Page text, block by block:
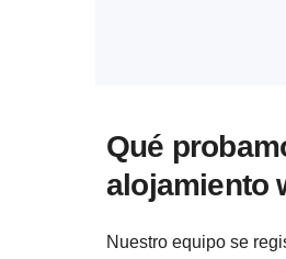
Qué
alojamiento
Nuestro equipo se